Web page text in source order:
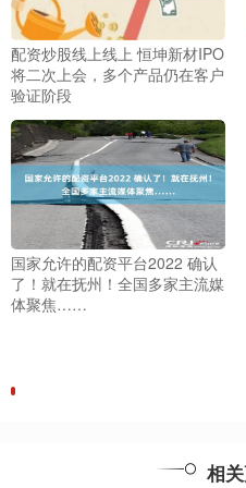
配资炒股线上线上 恒坤新材IPO
将二次上会，多个产品仍在客户
验证阶段
国家允许的配资平台2022 确认
了！就在抚州！全国多家主流媒
体聚焦……
相